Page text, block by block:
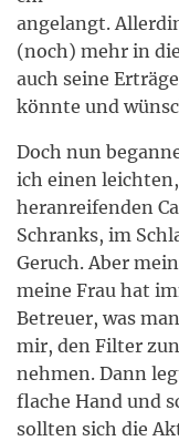
angelangt.
(noch) mehr in
auch seine
könnte und
Doch nun
ich einen
heranreifenden
Schranks, im
Geruch. Aber
meine Frau hat
Betreuer, was
mir, den Filter
nehmen. Dann
flache Hand und
sollten sich die